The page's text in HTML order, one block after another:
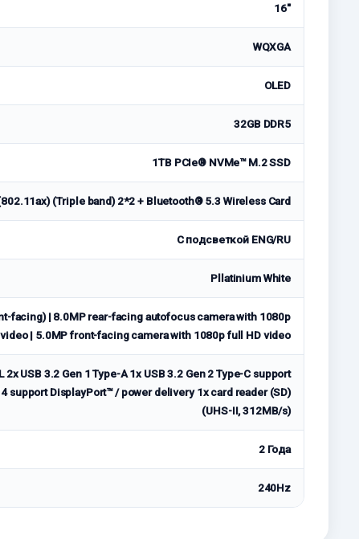
16"
WQXGA
OLED
32GB DDR5
1TB PCIe® NVMe™ M.2 SSD
(Triple band) 2*2 + Bluetooth® 5.3 Wireless Card
С подсветкой ENG/RU
Pllatinium White
facing) | 8.0MP rear-facing autofocus camera with 1080p
| 5.0MP front-facing camera with 1080p full HD video
USB 3.2 Gen 1 Type-A 1x USB 3.2 Gen 2 Type-C support
support DisplayPort™ / power delivery 1x card reader (SD)
(UHS-II, 312MB/s)
2 Года
240Hz